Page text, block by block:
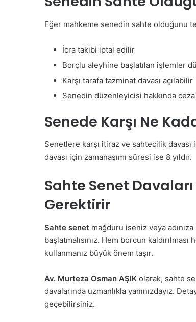
Eğer mahkeme senedin sahte olduğunu
İcra takibi iptal edilir
Borçlu aleyhine başlatılan işlemler
Karşı tarafa tazminat davası açılabilir
Senedin düzenleyicisi hakkında
Senede Karşı Ne
Senetlere karşı itiraz ve sahtecilik davası
davası için zamanaşımı süresi ise 8 yıldır.
Sahte Senet
Gerektirir
Sahte senet mağduru iseniz veya
başlatmalısınız. Hem borcun kaldırılması
kullanmanız büyük önem taşır.
Av. Murteza Osman AŞIK olarak, sahte
davalarında uzmanlıkla yanınızdayız.
geçebilirsiniz.